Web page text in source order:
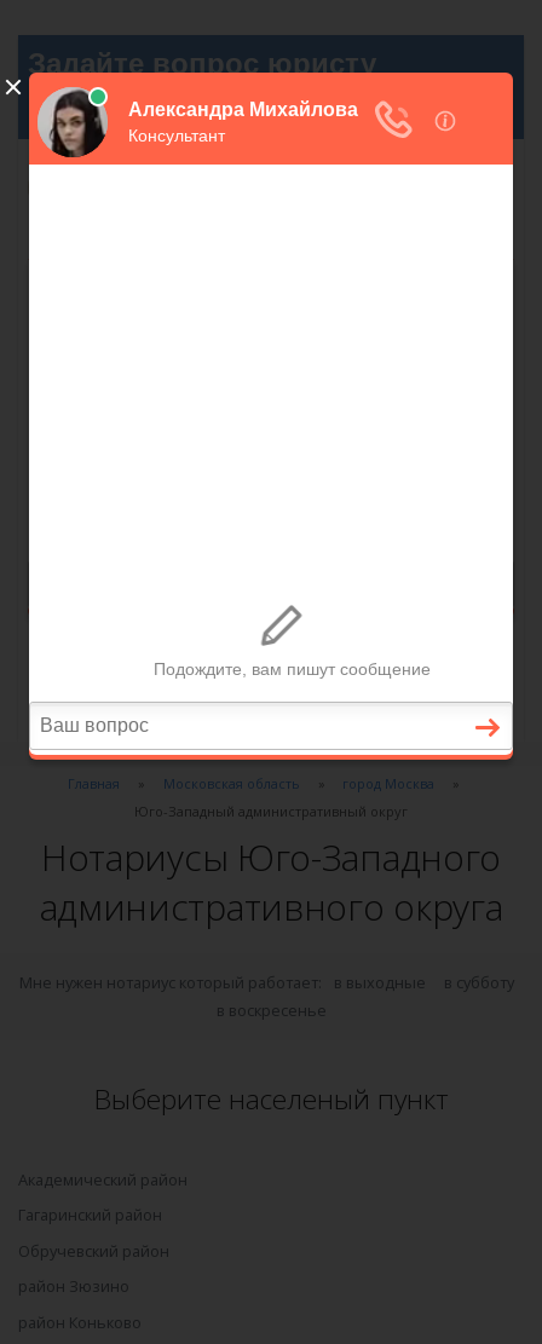
Главная Московская область
город Москва
Юго-Западный административный округ
Нотариусы Юго-Западного
административного округа
Мне нужен нотариус который работает: в выходные
в субботу
в воскресенье
Выберите населеный пункт
Академический район
Гагаринский район
Обручевский район
район Зюзино
район Коньково